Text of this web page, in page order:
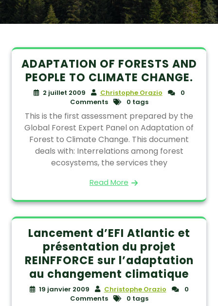
ADAPTATION OF FORESTS AND
PEOPLE TO CLIMATE CHANGE.
2 juillet 2009 Christophe Orazio
0
Comments
0 tags
This is the first assessment prepared by the
Global Forest Expert Panel on Adaptation of
Forest to Climate Change. This document
deals with: Interrelations among forest
ecosystems, the services they
Read More
Lancement d’EFI Atlantic et
présentation du projet
REINFFORCE sur l’adaptation
au changement climatique
19 janvier 2009 Christophe Orazio
0
Comments
0 tags